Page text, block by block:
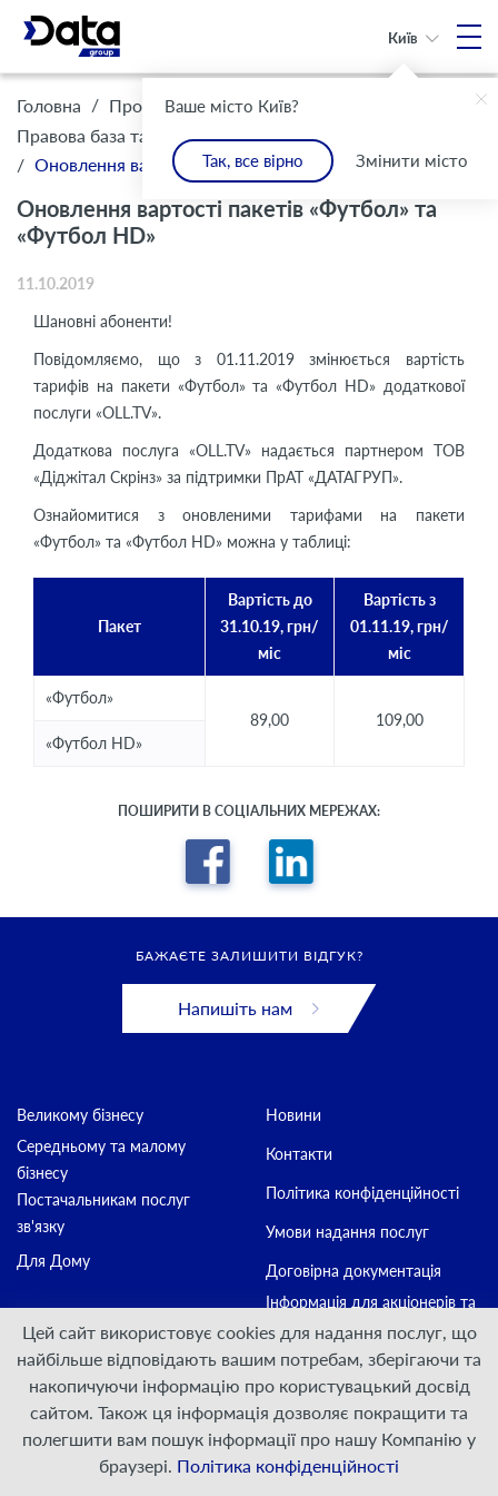
Ваше місто Київ?
Так, все вірно Змінити місто
Київ
Головна / Про Компанію /
Правова база та комплаєнс / Інформація для клієнтів
/ Оновлення вартості пакетів «Футбол» та «Футбол HD»
Оновлення вартості пакетів «Футбол» та
«Футбол HD»
11.10.2019
Шановні абоненти!
Повідомляємо, що з 01.11.2019 змінюється вартість
тарифів на пакети «Футбол» та «Футбол HD» додаткової
послуги «OLL.TV».
Додаткова послуга «OLL.TV» надається партнером ТОВ
«Діджітал Скрінз» за підтримки ПрАТ «ДАТАГРУП».
Ознайомитися з оновленими тарифами на пакети
«Футбол» та «Футбол HD» можна у таблиці:
Пакет
Вартість до
31.10.19, грн/
міс
Вартість з
01.11.19, грн/
міс
«Футбол»
89,00
109,00
«Футбол HD»
ПОШИРИТИ В СОЦІАЛЬНИХ МЕРЕЖАХ:
БАЖАЄТЕ ЗАЛИШИТИ ВІДГУК?
Напишіть нам
Великому бізнесу
Середньому та малому
бізнесу
Постачальникам послуг
зв'язку
Для Дому
Новини
Контакти
Політика конфіденційності
Умови надання послуг
Договірна документація
Інформація для акціонерів та
стейкхолдерів
Приєднуйтесь:
© ПрАТ "ДАТАГРУП", 2000 — 2026
Цей сайт використовує cookies для надання послуг, що
найбільше відповідають вашим потребам, зберігаючи та
накопичуючи інформацію про користувацький досвід
сайтом. Також ця інформація дозволяє покращити та
полегшити вам пошук інформації про нашу Компанію у
браузері. Політика конфіденційності